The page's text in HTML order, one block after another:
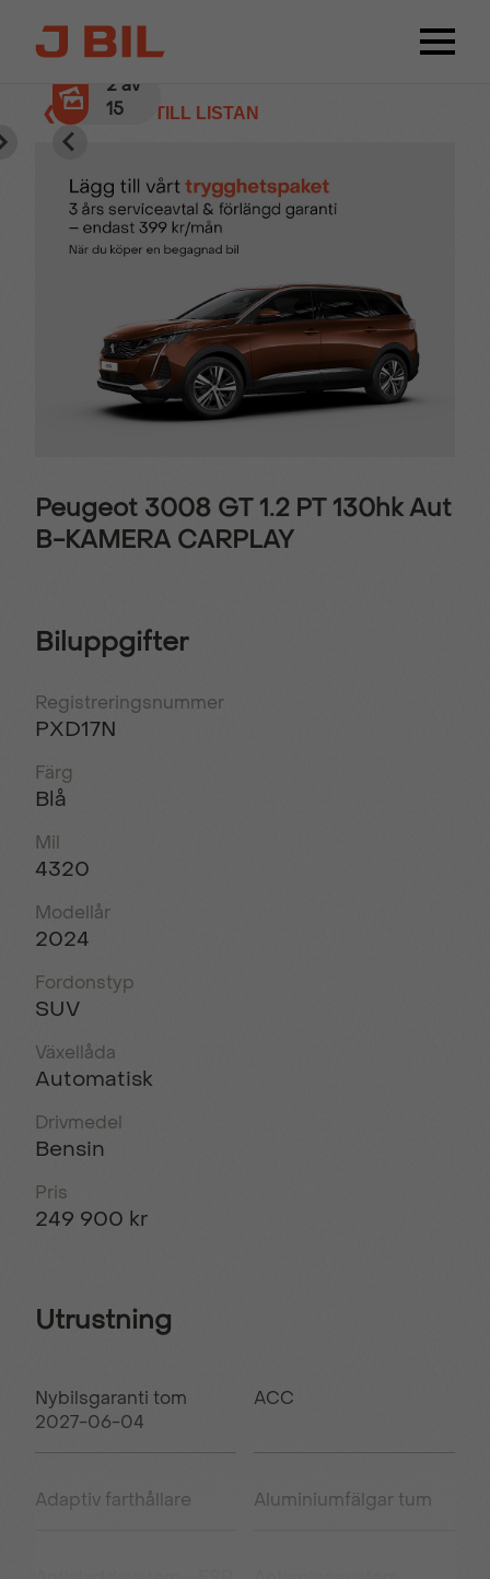
❮ TILLBAKA TILL LISTAN
2av
15
Peugeot 3008 GT 1.2 PT 130hk Aut
B-KAMERA CARPLAY
Biluppgifter
Registreringsnummer
PXD17N
Färg
Blå
Mil
4320
Modellår
2024
Fordonstyp
SUV
Växellåda
Automatisk
Drivmedel
Bensin
Pris
249 900 kr
Utrustning
Nybilsgaranti tom
2027-06-04
ACC
Adaptiv farthållare Aluminiumfälgar tum